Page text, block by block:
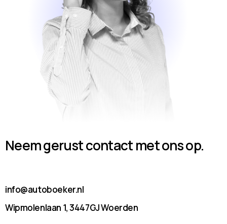
Neem gerust contact met ons op.
info@autoboeker.nl
Wipmolenlaan 1, 3447GJ Woerden